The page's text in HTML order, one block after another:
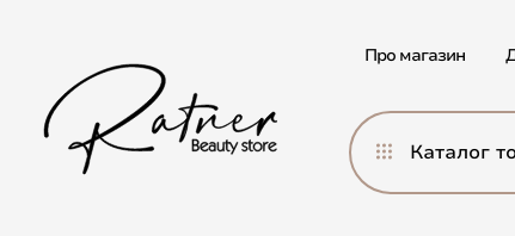
Про магазин
Каталог